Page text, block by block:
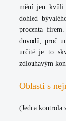
mění jen kvůli
dohled
procenta
důvodů, proč
určitě je to
zdlouhavým
Oblasti s
(Jedna kontrola